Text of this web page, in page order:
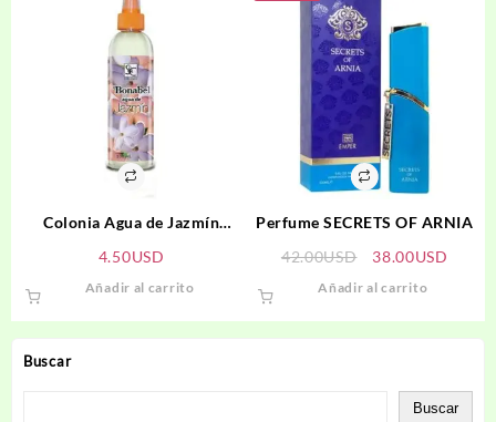
Buscar
Buscar
Colonia Agua de Jazmín
4.50USD
Añadir al carrito
Perfume SECRETS OF ARNIA
42.00USD
El
precio
era:
38.00USD
es:
Añadir al carrito